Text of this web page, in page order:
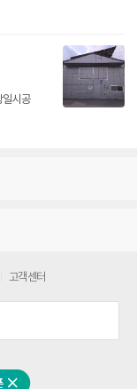
일시공
고객센터